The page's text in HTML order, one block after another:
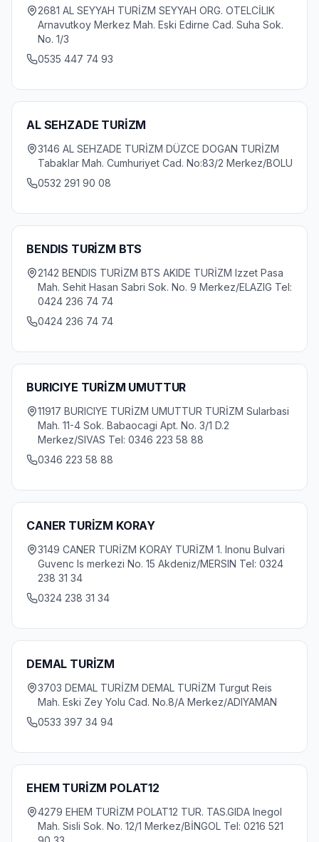
2681 AL SEYYAH TURİZM SEYYAH ORG. OTELCİLIK
Arnavutkoy Merkez Mah. Eski Edirne Cad. Suha Sok.
No. 1/3
0535 447 74 93
AL SEHZADE TURİZM
3146 AL SEHZADE TURİZM DÜZCE DOGAN TURİZM
Tabaklar Mah. Cumhuriyet Cad. No:83/2 Merkez/BOLU
0532 291 90 08
BENDIS TURİZM BTS
2142 BENDIS TURİZM BTS AKIDE TURİZM Izzet Pasa
Mah. Sehit Hasan Sabri Sok. No. 9 Merkez/ELAZIG Tel:
0424 236 74 74
0424 236 74 74
BURICIYE TURİZM UMUTTUR
11917 BURICIYE TURİZM UMUTTUR TURİZM Sularbasi
Mah. 11-4 Sok. Babaocagi Apt. No. 3/1 D.2
Merkez/SIVAS Tel: 0346 223 58 88
0346 223 58 88
CANER TURİZM KORAY
3149 CANER TURİZM KORAY TURİZM 1. Inonu Bulvari
Guvenc Is merkezi No. 15 Akdeniz/MERSIN Tel: 0324
238 31 34
0324 238 31 34
DEMAL TURİZM
3703 DEMAL TURİZM DEMAL TURİZM Turgut Reis
Mah. Eski Zey Yolu Cad. No.8/A Merkez/ADIYAMAN
0533 397 34 94
EHEM TURİZM POLAT12
4279 EHEM TURİZM POLAT12 TUR. TAS.GIDA Inegol
Mah. Sisli Sok. No. 12/1 Merkez/BİNGOL Tel: 0216 521